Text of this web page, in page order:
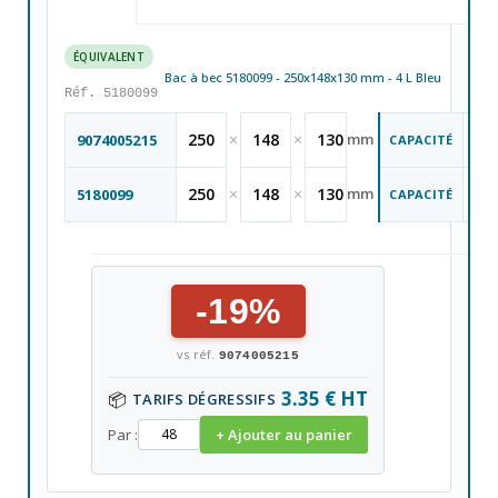
ÉQUIVALENT
Bac à bec 5180099 - 250x148x130 mm - 4 L Bleu
Réf. 5180099
9074005215 250 × 148 × 130 mm CAPACITÉ
5180099 250 × 148 × 130 mm CAPACITÉ
-19%
vs réf. 9074005215
📦 TARIFS DÉGRESSIFS 3.35 € HT
Par : + Ajouter au panier